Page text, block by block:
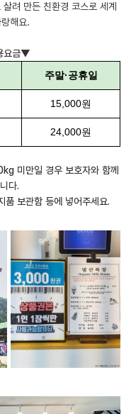
려 만든 친환경 코스로 세계
해요.
요금▼
주말·공휴일
15,000원
24,000원
미만일 경우 보호자와 함께
다.
품 보관함 등에 넣어주세요.